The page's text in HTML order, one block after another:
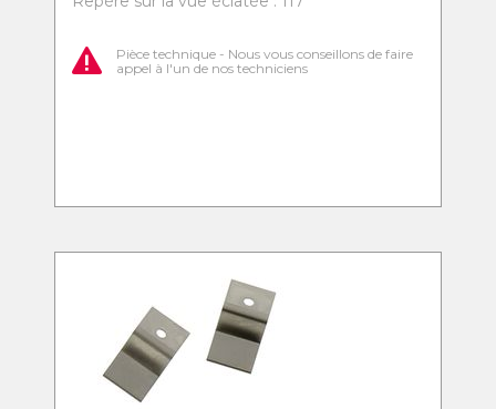
Pièce technique - Nous vous conseillons de faire
appel à l'un de nos techniciens